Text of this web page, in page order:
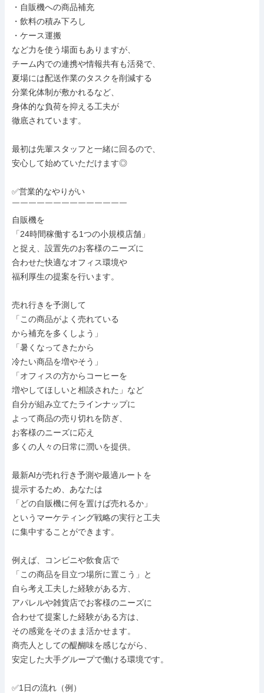
・自販機への商品補充
・飲料の積み下ろし
・ケース運搬
など力を使う場面もありますが、
チーム内での連携や情報共有も活発で、
夏場には配送作業のタスクを削減する
分業化体制が敷かれるなど、
身体的な負荷を抑える工夫が
徹底されています。
最初は先輩スタッフと一緒に回るので、
安心して始めていただけます◎
✅営業的なやりがい
￣￣￣￣￣￣￣￣￣￣￣￣￣￣
自販機を
「24時間稼働する1つの小規模店舗」
と捉え、設置先のお客様のニーズに
合わせた快適なオフィス環境や
福利厚生の提案を行います。
売れ行きを予測して
「この商品がよく売れている
から補充を多くしよう」
「暑くなってきたから
冷たい商品を増やそう」
「オフィスの方からコーヒーを
増やしてほしいと相談された」など
自分が組み立てたラインナップに
よって商品の売り切れを防ぎ、
お客様のニーズに応え
多くの人々の日常に潤いを提供。
最新AIが売れ行き予測や最適ルートを
提示するため、あなたは
「どの自販機に何を置けば売れるか」
というマーケティング戦略の実行と工夫
に集中することができます。
例えば、コンビニや飲食店で
「この商品を目立つ場所に置こう」と
自ら考え工夫した経験がある方、
アパレルや雑貨店でお客様のニーズに
合わせて提案した経験がある方は、
その感覚をそのまま活かせます。
商売人としての醍醐味を感じながら、
安定した大手グループで働ける環境です。
✅1日の流れ（例）